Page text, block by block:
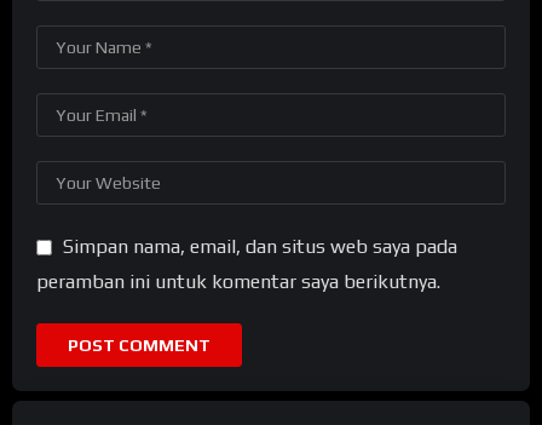
Simpan nama, email, dan situs web saya pada
peramban ini untuk komentar saya berikutnya.